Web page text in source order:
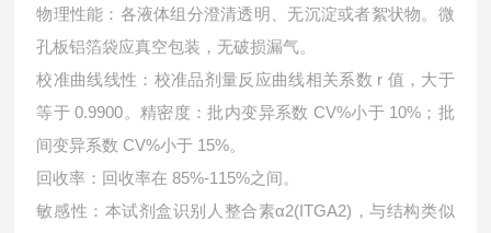
物理性能：各液体组分澄清透明、无沉淀或者絮状物。微
孔板铝箔袋应真空包装，无破损漏气。
校准曲线线性：校准品剂量反应曲线相关系数 r 值，大于
等于 0.9900。精密度：批内变异系数 CV%小于 10%；批
间变异系数 CV%小于 15%。
回收率：回收率在 85%-115%之间。
敏感性：本试剂盒识别人整合素α2(ITGA2)，与结构类似